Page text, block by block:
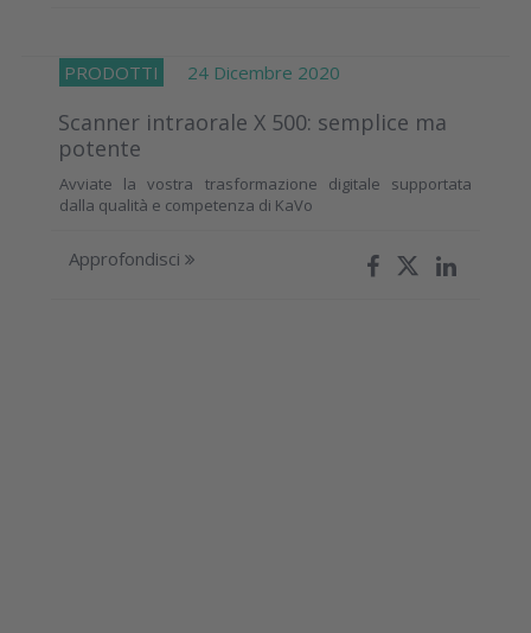
PRODOTTI 24 Dicembre 2020
Scanner intraorale X 500: semplice ma
potente
Avviate la vostra trasformazione digitale supportata
dalla qualità e competenza di KaVo
Approfondisci